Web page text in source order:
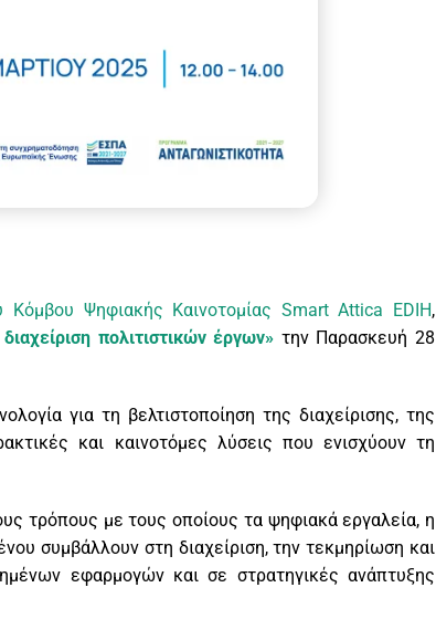
Κόμβου Ψηφιακής Καινοτομίας Smart Attica EDIH,
πολιτιστικών έργων» την Παρασκευή 28
για τη βελτιστοποίηση της διαχείρισης, της
και καινοτόμες λύσεις που ενισχύουν τη
τρόπους με τους οποίους τα ψηφιακά εργαλεία, η
συμβάλλουν στη διαχείριση, την τεκμηρίωση και
εφαρμογών και σε στρατηγικές ανάπτυξης